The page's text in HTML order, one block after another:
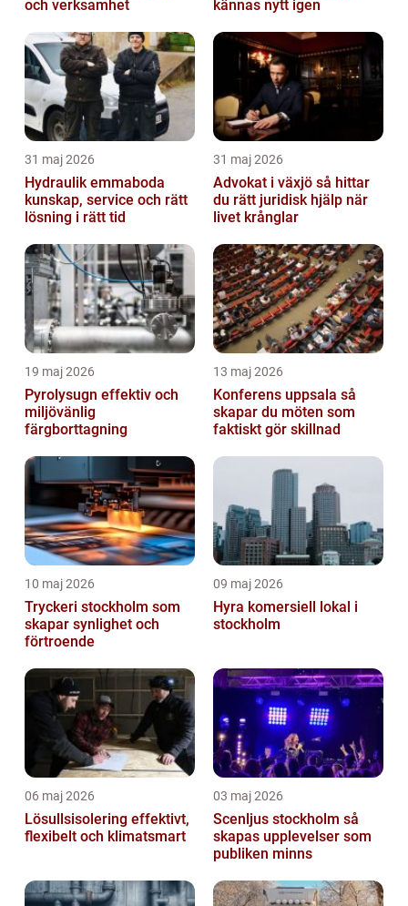
och verksamhet
kännas nytt igen
31 maj 2026
Hydraulik emmaboda
kunskap, service och rätt
lösning i rätt tid
31 maj 2026
Advokat i växjö så hittar
du rätt juridisk hjälp när
livet krånglar
19 maj 2026
Pyrolysugn effektiv och
miljövänlig
färgborttagning
13 maj 2026
Konferens uppsala så
skapar du möten som
faktiskt gör skillnad
10 maj 2026
Tryckeri stockholm som
skapar synlighet och
förtroende
09 maj 2026
Hyra komersiell lokal i
stockholm
06 maj 2026
Lösullsisolering effektivt,
flexibelt och klimatsmart
03 maj 2026
Scenljus stockholm så
skapas upplevelser som
publiken minns